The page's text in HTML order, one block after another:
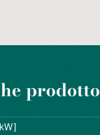
prodotto